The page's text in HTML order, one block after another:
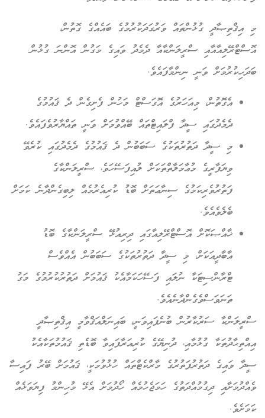
މި އިޤްތިޞާދީ ގުޅުންތައް ވަރުގަދަކުރުމުގެ ބައެއްގެ ގޮތުން،
އޮސްޓްރޭލިއާއާއި ސްރީލަންކާއާ ދެމެދު ވައިގެ މަގުން އޮންނަ ގުޅުން
ބަދަހިކުރުމަށް ވަނީ ނިންމާފައެވެ.
އެގޮތުން، މިއަހަރުގެ އޮގަސްޓް މަހުން ފެށިގެން ދެ ޤައުމުގެ
ދެމެދުގައި ސީދާ ފްލައިޓްތައް ބޭއްވުމަށް ވަނީ ތައްޔާރުވެފައެވެ.
މި ސީދާ ދަތުރުތަކުގެ ސަބަބުން ދެ ޤައުމުގެ ދެމެދުގައި ކުރެވޭ
ވިޔަފާރީގެ މުޢާމަލާތްތަކަށް ލުއިފަސޭހަވެ، ސްރީލަންކާގެ
ފަތުރުވެރިކަމުގެ ސިނާޢަތަށް ބޮޑު ކުރިއެރުމެއް ލިބިގެންދާނެ ކަމަށް
ބެލެވެއެވެ.
ޚާއްޞަކޮށް އޮސްޓްރޭލިއާގައި ދިރިއުޅޭ ސްރީލަންކާގެ ބޮޑު
އާބާދީއަކަށް، މި ސީދާ ދަތުރުތަކުގެ ސަބަބުން އެއްވެސް
ޓްރާންސިޓަކާ ނުލައި ފަސޭހަކަމާއެކު ޤައުމަށް ދަތުރުކުރުމުގެ މަގު
ތަނަވަސްވެގެންދާނެއެވެ.
ސްރީލަންކާ ސަރުކާރުން ބުނެފައިވަނީ، ބައިނަލްއަޤްވާމީ އިޤްތިޞާދީ
އިއްތިޙާދުތަކާ ގުޅުމާއި، ދުނިޔޭގެ ކުރިއަރާފައިވާ ބޮޑެތި ޤައުމުތަކާއެކު
ސީދާ ވައިގެ ދަތުރުފަތުރުގެ މާރްކެޓްތައް ހުޅުވުމަކީ، ޤައުމަށް ބޭރު ފައިސާ
ވެއްދުމަށާއި ދިގުމުއްދަތުގެ ހަމަޖެހުމެއް ހޯދުމަށް އެޅޭ މުހިންމު ފިޔަވަޅެއް
ކަމަށެވެ.